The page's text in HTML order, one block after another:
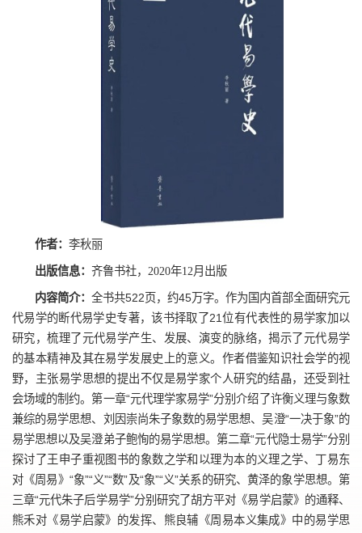
作者： 李秋丽
出版信息： 齐鲁书社，2020年12月出版
内容简介： 全书共522页，约45万字。作为国内首部全面研究元
代易学的断代易学史专著，该书择取了21位有代表性的易学家加以
研究，梳理了元代易学产生、发展、演变的脉络，揭示了元代易学
的基本精神及其在易学发展史上的意义。作者借鉴知识社会学的视
野，主张易学思想的提出不仅是易学家个人研究的结晶，还受到社
会场域的制约。第一章“元代理学家易学”分别介绍了许衡义理与象数
兼综的易学思想、刘因崇尚朱子象数的易学思想、吴澄“一决于象”的
易学思想以及吴澄弟子鲍恂的易学思想。第二章“元代隐士易学”分别
探讨了王申子重视图书的象数之学和以理为本的义理之学、丁易东
对《周易》“象”“义”“数”及“象”“义”关系的研究、黄泽的象学思想。第
三章“元代朱子后学易学”分别研究了胡方平对《易学启蒙》的通释、
熊禾对《易学启蒙》的发挥、熊良辅《周易本义集成》中的易学思